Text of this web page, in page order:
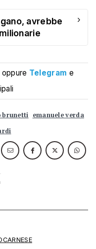
avrebbe
›
oppure Telegram e
brunetti emanuele verda